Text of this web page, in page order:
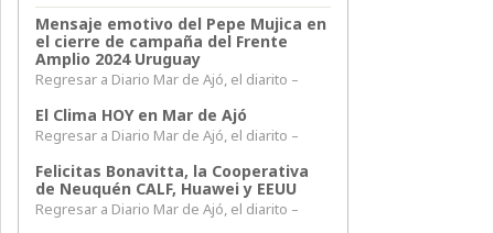
Mensaje emotivo del Pepe Mujica en
el cierre de campaña del Frente
Amplio 2024 Uruguay
Regresar a Diario Mar de Ajó, el diarito –
El Clima HOY en Mar de Ajó
Regresar a Diario Mar de Ajó, el diarito –
Felicitas Bonavitta, la Cooperativa
de Neuquén CALF, Huawei y EEUU
Regresar a Diario Mar de Ajó, el diarito –